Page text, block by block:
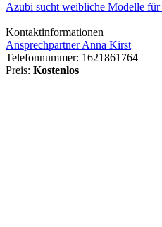
Azubi sucht weibliche Modelle
Kontaktinformationen
Ansprechpartner Anna Kirst
Telefonnummer: 1621861764
Preis: Kostenlos